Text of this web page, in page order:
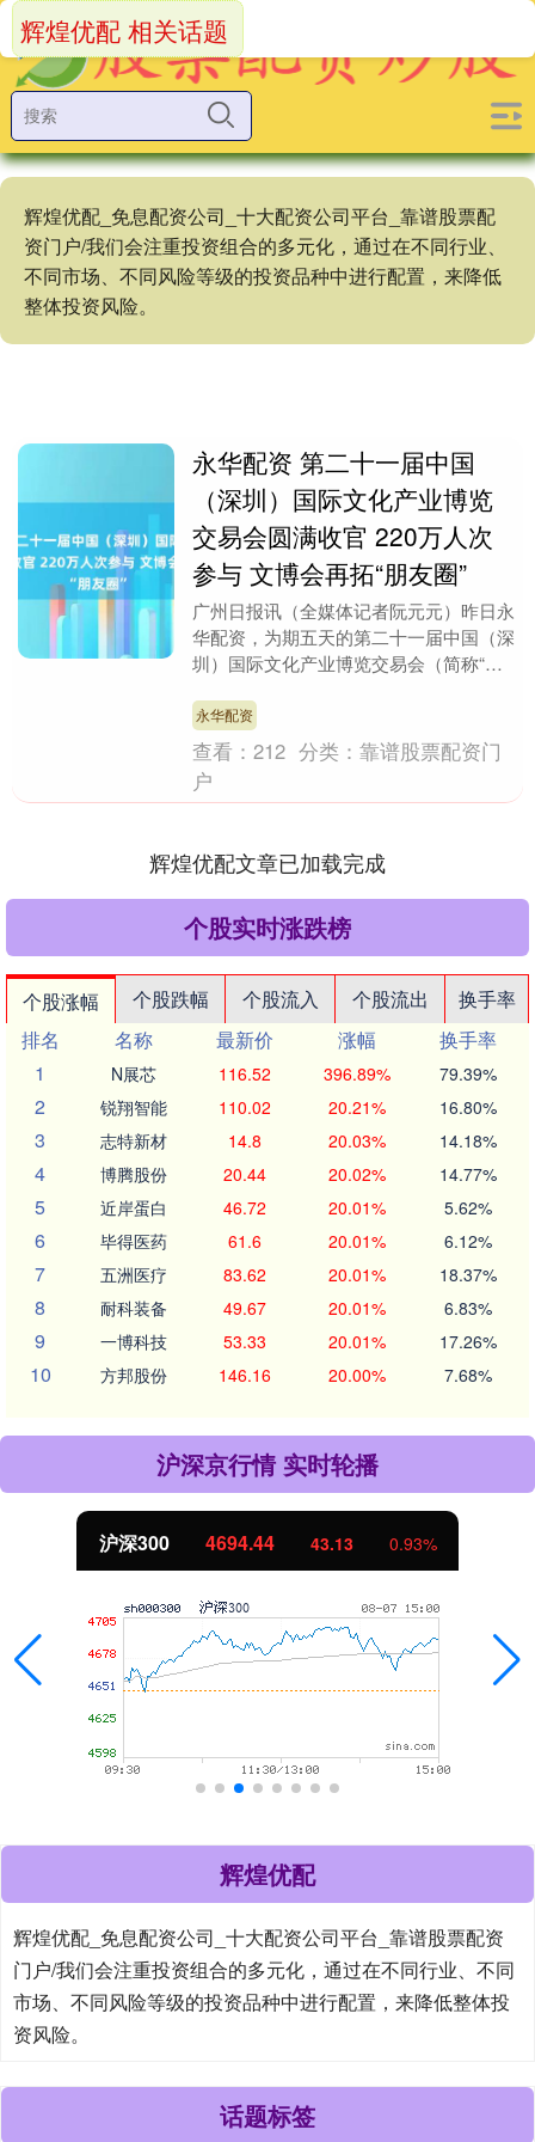
辉煌优配_免息配资公司_十大配资公司平台_靠谱股票配
资门户/我们会注重投资组合的多元化，通过在不同行业、
不同市场、不同风险等级的投资品种中进行配置，来降低
整体投资风险。
辉煌优配 相关话题
永华配资 第二十一届中国
（深圳）国际文化产业博览
交易会圆满收官 220万人次
参与 文博会再拓“朋友圈”
广州日报讯（全媒体记者阮元元）昨日永
华配资，为期五天的第二十一届中国（深
圳）国际文化产业博览交易会（简称“文
幕。本届文博会以....
永华配资
查看：212 分类：靠谱股票配资门
户
辉煌优配文章已加载完成
个股实时涨跌榜
个股涨幅 个股跌幅 个股流入 个股流出
换手率
排名
名称 最新价 涨幅
换手率
1
N展芯 116.52 396.89% 79.39%
2 锐翔智能 110.02 20.21% 16.80%
3 志特新材 14.8 20.03% 14.18%
4 博腾股份 20.44 20.02% 14.77%
5 近岸蛋白 46.72 20.01% 5.62%
6 毕得医药 61.6 20.01% 6.12%
7 五洲医疗 83.62 20.01% 18.37%
8 耐科装备 49.67 20.01% 6.83%
9 一博科技 53.33 20.01% 17.26%
10 方邦股份 146.16 20.00% 7.68%
沪深京行情 实时轮播
沪深300 4694.44 43.13 0.93%
辉煌优配
辉煌优配_免息配资公司_十大配资公司平台_靠谱股票配资
门户/我们会注重投资组合的多元化，通过在不同行业、不同
市场、不同风险等级的投资品种中进行配置，来降低整体投
资风险。
话题标签